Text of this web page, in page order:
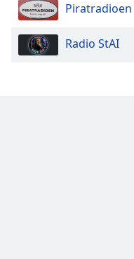
Piratradioen
Radio StAI